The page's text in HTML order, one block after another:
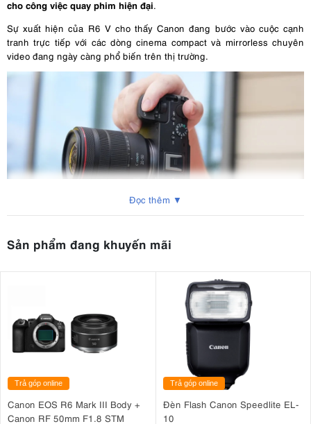
cho công việc quay phim hiện đại.
Sự xuất hiện của R6 V cho thấy Canon đang bước vào cuộc cạnh
tranh trực tiếp với các dòng cinema compact và mirrorless chuyên
video đang ngày càng phổ biến trên thị trường.
: 13 tháng 5 năm 2026
: CMOS full-frame 32,5MP
Bộ xử lý : DIGIC X
Ngàm ống kính: RF
Dải độ nhạy: ISO 100–6400, mở rộng đến ISO 50–102.400
: 40 khung hình/giây
Độ phân giải video tối đa
: 7K RAW lên đến 60fps, Open Gate
7K RAW / 7K MP4 lên đến 30fps, 4K lên đến 120fps, 4K lấy
mẫu quá mức lên đến 60p, Full HD/2K lên đến 180fps
Tản nhiệt: Quạt tản nhiệt chủ động tích hợp
Đọc thêm ▼
Sản phẩm đang khuyến mãi
Trả góp online
Canon EOS R6 Mark III Body +
Canon RF 50mm F1.8 STM
Trả góp online
Đèn Flash Canon Speedlite EL-
10